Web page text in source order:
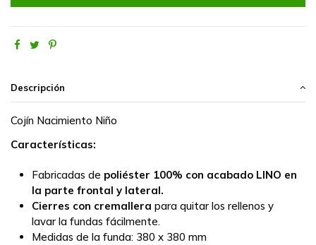
Descripción
Cojín Nacimiento Niño
Características:
Fabricadas de poliéster 100% con acabado LINO en
la parte frontal y lateral.
Cierres con cremallera para quitar los rellenos y
lavar la fundas fácilmente.
Medidas de la funda: 380 x 380 mm